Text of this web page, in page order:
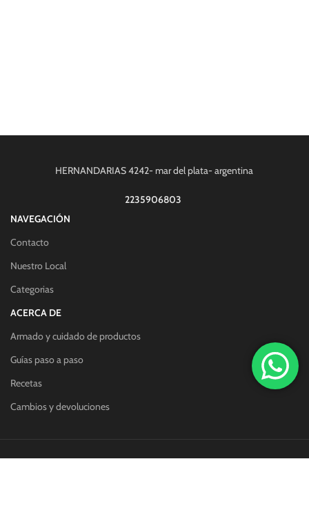
HERNANDARIAS 4242- mar del plata- argentina
2235906803
NAVEGACIÓN
Contacto
Nuestro Local
Categorias
ACERCA DE
Armado y cuidado de productos
Guías paso a paso
Recetas
Cambios y devoluciones